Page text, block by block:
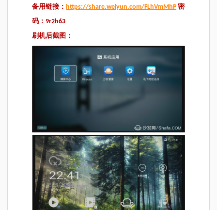
备用链接： https://share.weiyun.com/FLhVmMhP 密
码：9r2h63
刷机后截图：